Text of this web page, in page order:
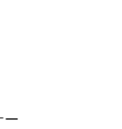
ー